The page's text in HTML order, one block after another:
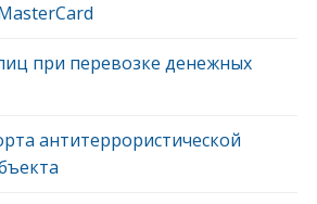
при перевозке денежных
антитеррористической